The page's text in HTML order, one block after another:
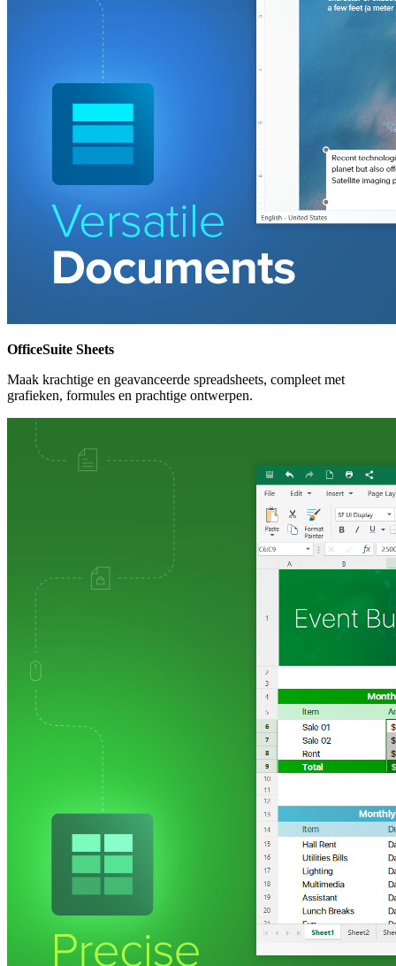
OfficeSuite Sheets
Maak krachtige en geavanceerde spreadsheets, compleet met
grafieken, formules en prachtige ontwerpen.